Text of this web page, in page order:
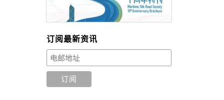
订阅最新资讯